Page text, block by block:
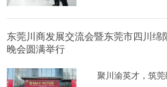
东莞川商发展交流会暨东莞市四川绵
晚会圆满举行
聚川渝英才，筑莞